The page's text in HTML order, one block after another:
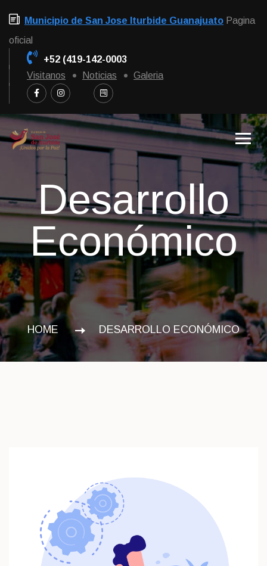
Municipio de San Jose Iturbide Guanajuato Pagina
oficial
+52 (419-142-0003
Visitanos
Noticias Galeria
Desarrollo
Económico
HOME DESARROLLO ECONÓMICO